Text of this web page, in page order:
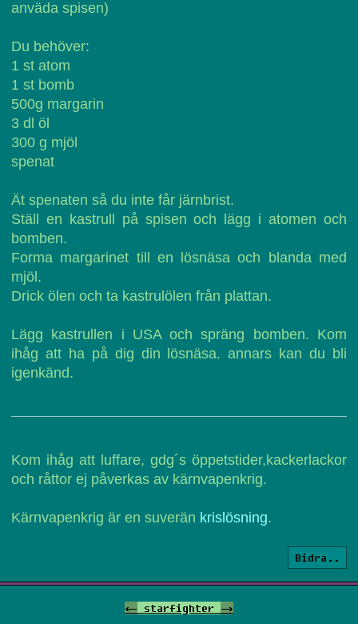
anväda spisen)
Du behöver:
1 st atom
1 st bomb
500g margarin
3 dl öl
300 g mjöl
spenat
Ät spenaten så du inte får järnbrist.
Ställ en kastrull på spisen och lägg i atomen och
bomben.
Forma margarinet till en lösnäsa och blanda med
mjöl.
Drick ölen och ta kastrulölen från plattan.
Lägg kastrullen i USA och spräng bomben. Kom
ihåg att ha på dig din lösnäsa. annars kan du bli
igenkänd.
Kom ihåg att luffare, gdg´s öppetstider,kackerlackor
och råttor ej påverkas av kärnvapenkrig.
Kärnvapenkrig är en suverän krislösning.
Bidra..
<- starfighter ->